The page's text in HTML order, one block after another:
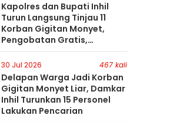
Kapolres dan Bupati Inhil
Turun Langsung Tinjau 11
Korban Gigitan Monyet,
Pengobatan Gratis,
Perburuan Terus Berlanjut
30 Jul 2026 467 kali
Delapan Warga Jadi Korban
Gigitan Monyet Liar, Damkar
Inhil Turunkan 15 Personel
Lakukan Pencarian